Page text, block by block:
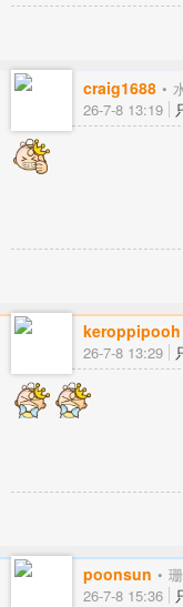
craig1688
26-7-8 13:19
keroppipooh
26-7-8 13:29
poonsun
26-7-8 15:36